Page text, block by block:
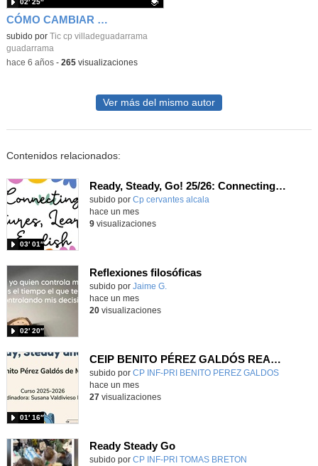
CÓMO CAMBIAR LA CONTRASEÑA DE EDUCAMADRID
Contenido educativo.
subido por
Tic cp villadeguadarrama
guadarrama
02′ 25″
-hace 6 años- 265visualizaciones
Ver más del mismo autor
Contenidos relacionados:
Ready, Steady, Go! 25/26: Connecting Cultures, Learning English
Contenido educativo.
subido por Cp cervantes alcala
03′ 01″
hace un mes
9visualizaciones
Reflexiones filosóficas
Contenido educativo.
subido por Jaime G.
02′ 20″
hace un mes
20visualizaciones
CEIP BENITO PÉREZ GALDÓS READY, STEADY & GO
Contenido educativo.
subido por CP INF-PRI BENITO PEREZ GALDOS
01′ 16″
-
hace un mes
27visualizaciones
Ready Steady Go
Contenido educativo.
subido por CP INF-PRI TOMAS BRETON